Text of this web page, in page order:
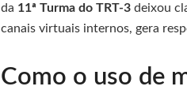
da 11ª Turma do TRT-3 deixou
canais virtuais internos, gera
Como o uso de